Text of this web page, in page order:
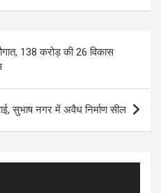
138 करोड़ की 26 विकास
सुभाष नगर में अवैध निर्माण सील